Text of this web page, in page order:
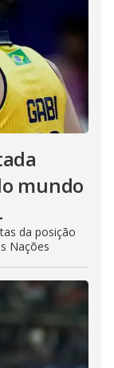
mundo
da posição
Nações